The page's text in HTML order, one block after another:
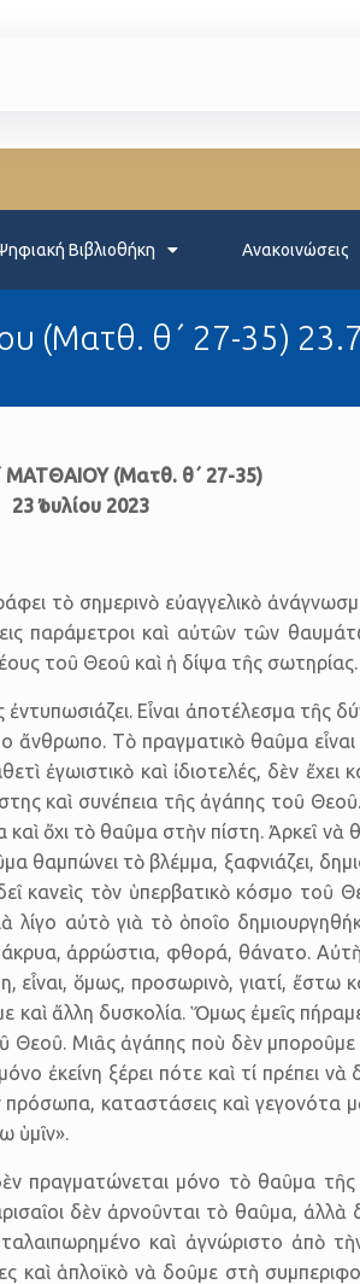
Βιβλιοθήκη Ανακοινώσεις
(Ματθ. θ΄ 27-35)
ΜΑΤΘΑΙΟΥ (Ματθ. θ΄ 27-35)
23 Ἰουλίου 2023
τὸ σημερινὸ εὐαγγελικὸ
παράμετροι καὶ αὐτῶν τῶν
τοῦ Θεοῦ καὶ ἡ δίψα τῆς σωτηρίας.
Εἶναι ἀποτέλεσμα τῆς
Τὸ πραγματικὸ θαῦμα εἶναι
ἐγωιστικὸ καὶ ἰδιοτελές, δὲν ἔχει
καὶ συνέπεια τῆς ἀγάπης τοῦ
ὄχι τὸ θαῦμα στὴν πίστη. Ἀρκεῖ
θαμπώνει τὸ βλέμμα, ξαφνιάζει,
κανεὶς τὸν ὑπερβατικὸ κόσμο τοῦ
αὐτὸ γιὰ τὸ ὁποῖο
ἀρρώστια, φθορά, θάνατο.
εἶναι, ὅμως, προσωρινὸ, γιατί,
ἄλλη δυσκολία. Ὅμως ἐμεῖς
Μιᾶς ἀγάπης ποὺ δὲν
ἐκείνη ξέρει πότε καὶ τί πρέπει νὰ
καταστάσεις καὶ γεγονότα
ὑμῖν».
μόνο τὸ θαῦμα τῆς
δὲν ἀρνοῦνται τὸ θαῦμα,
καὶ ἀγνώριστο ἀπὸ
καὶ ἁπλοϊκὸ νὰ δοῦμε στὴ